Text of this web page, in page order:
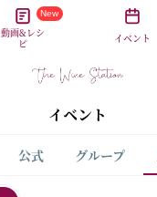
New
動画&レシ
ピ
イベント
イベント
公式 グループ